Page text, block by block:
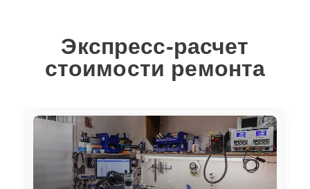
Экспресс-расчет
стоимости ремонта